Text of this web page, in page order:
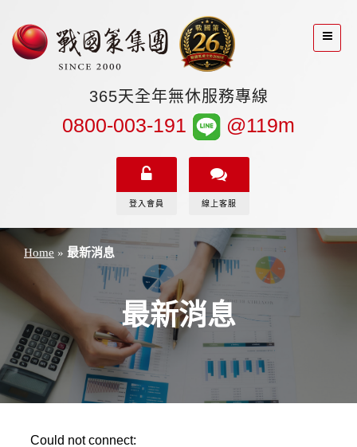
365天全年無休服務專線
0800-003-191 @119m
登入會員 線上客服
Home » 最新消息
最新消息